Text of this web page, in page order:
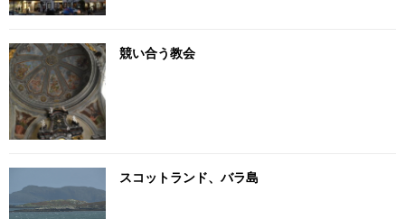
競い合う教会
スコットランド、バラ島